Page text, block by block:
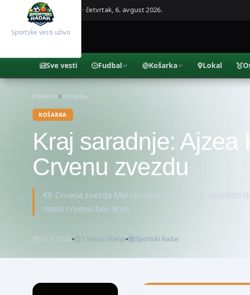
Sportske vesti uživo
Beograd, Srbija · četvrtak, 6. avgust 2026.
Sve vesti Fudbal Košarka Lokal
Početna Košarka
KOŠARKA
Kraj saradnje: Ajzea
Crvenu zvezdu
KK Crvena zvezda Meridianbet zvanično je saopštio
nositi crveno-beli dres.
25. 6. 2026. 1 minut čitanja Sportski Radar